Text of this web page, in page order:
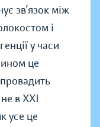
зв’язок між
і
у часи
це
в XXI
усе це